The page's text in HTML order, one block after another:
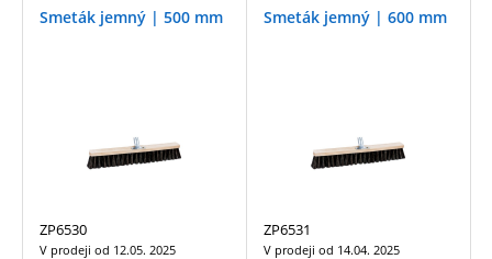
Smeták jemný | 500 mm
ZP6530
V prodeji od 12.05. 2025
Smeták jemný | 600 mm
ZP6531
V prodeji od 14.04. 2025